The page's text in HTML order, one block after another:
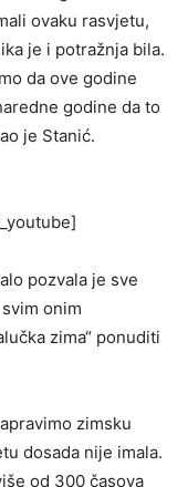
ovaku rasvjetu,
je i potražnja bila.
da ove godine
godine da to
je Stanić.
pozvala je sve
onim
zima“ ponuditi
zimsku
dosada nije imala.
od 300 časova